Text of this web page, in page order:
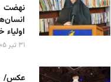
نهضت
۳۱ تیر ۱۴۰۵
عکس/